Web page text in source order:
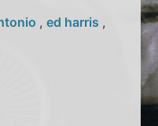
,ed harris ,